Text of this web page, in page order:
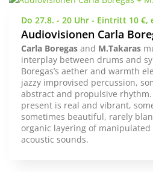
Do 27.8. - 20 Uhr - Eintritt 10 €,
Audiovisionen Carla
Carla Boregasand M.Takaras
interplay between drums and
Boregas’s aether and warmth
jazzy improvised percussion,
abstract and propulsive
present is real and vibrant,
sometimes beautiful, rarely
organic layering of manipulated
acoustic sounds.